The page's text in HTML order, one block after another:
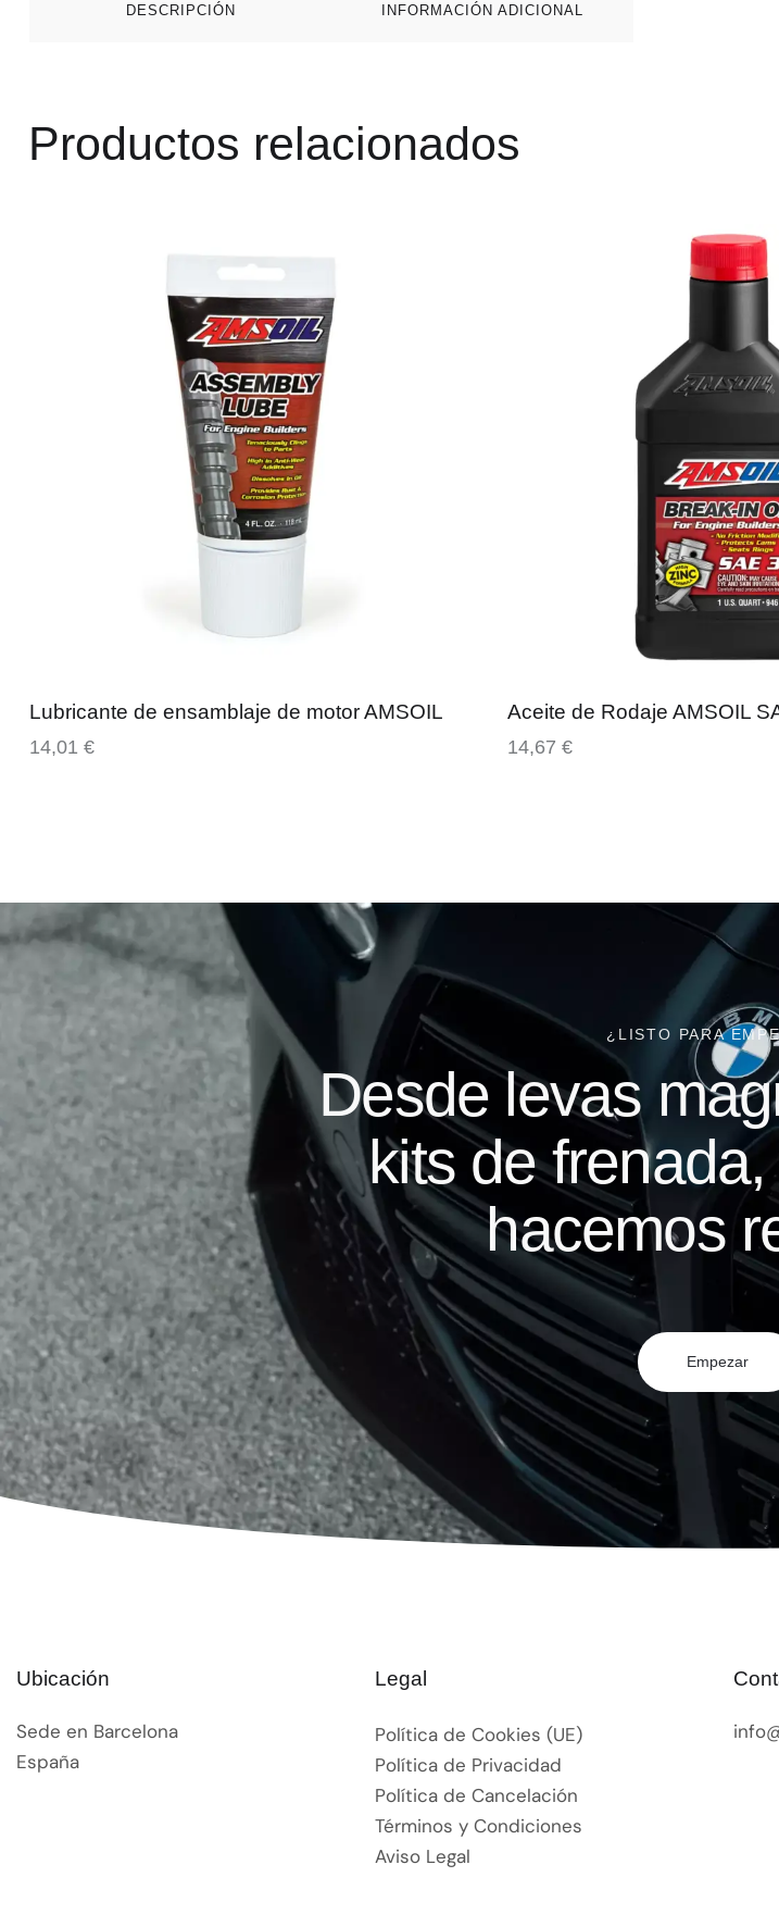
DESCRIPCIÓN INFORMACIÓN ADICIONAL
Productos relacionados
Lubricante de ensamblaje de motor AMSOIL
14,01 €
Aceite de Rodaje AMSOIL
14,67 €
¿LISTO PARA
Desde levas
kits de
hacemos
Empezar
Ubicación
Sede en Barcelona
España
Legal
Política de Cookies (UE)
Política de Privacidad
Política de Cancelación
Términos y Condiciones
Aviso Legal